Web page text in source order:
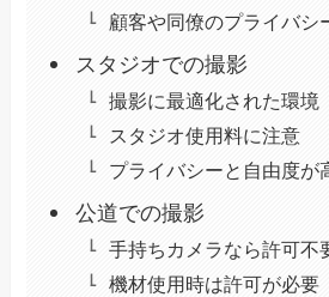
顧客や同僚のプライバシ
スタジオでの撮影
撮影に最適化された環境
スタジオ使用料に注意
プライバシーと自由度が
公道での撮影
手持ちカメラなら許可不
機材使用時は許可が必要